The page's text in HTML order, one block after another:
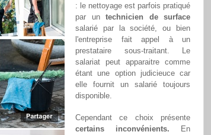
: le nettoyage est parfois pratiqué
par un technicien de surface
salarié par la société, ou bien
l'entreprise fait appel à un
prestataire sous-traitant. Le
salariat peut apparaitre comme
étant une option judicieuce car
elle fournit un salarié toujours
disponible.
Cependant ce choix présente
certains inconvénients. En